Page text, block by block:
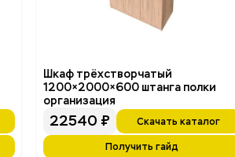
Шкаф трёхстворчатый
1200×2000×600 штанга полки
организация
22540 ₽ Скачать каталог
Получить гайд